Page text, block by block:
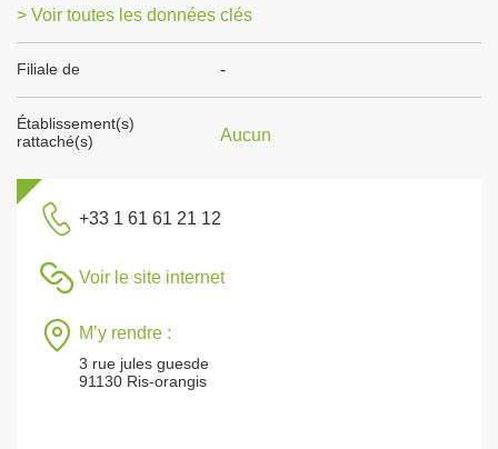
> Voir toutes les données clés
Filiale de -
Établissement(s)
rattaché(s)
Aucun
+33 1 61 61 21 12
Voir le site internet
M’y rendre :
3 rue jules guesde
91130 Ris-orangis